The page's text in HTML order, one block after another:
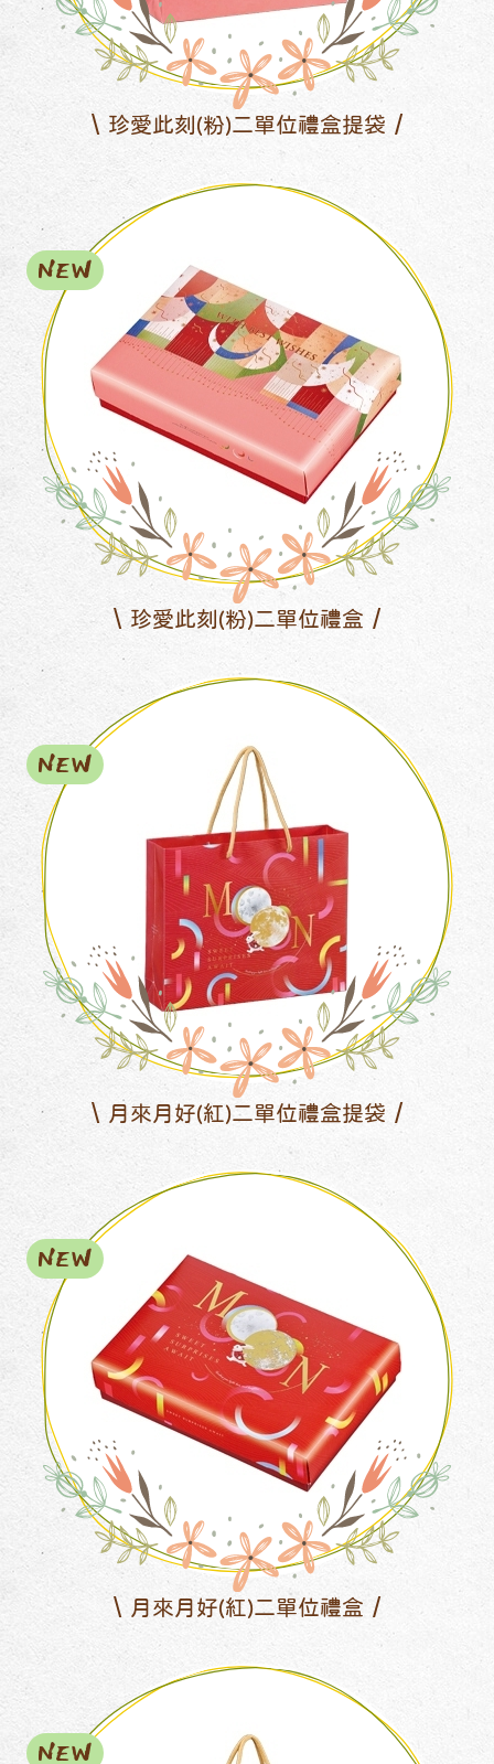
珍愛此刻(粉)二單位禮盒提袋
珍愛此刻(粉)二單位禮盒
NEW
月來月好(紅)二單位禮盒提袋
NEW
月來月好(紅)二單位禮盒
NEW
NEW